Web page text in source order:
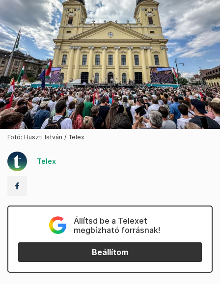
Fotó: Huszti István / Telex
Telex
Állítsd be a Telexet
megbízható forrásnak!
Beállítom